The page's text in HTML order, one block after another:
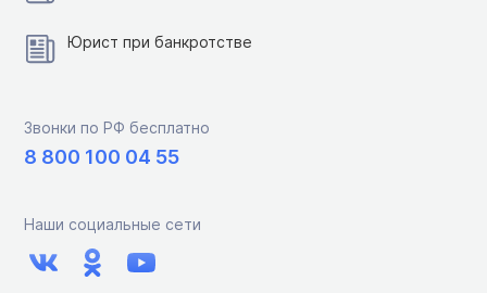
Юрист при банкротстве
Звонки по РФ бесплатно
8 800 100 04 55
Наши социальные сети